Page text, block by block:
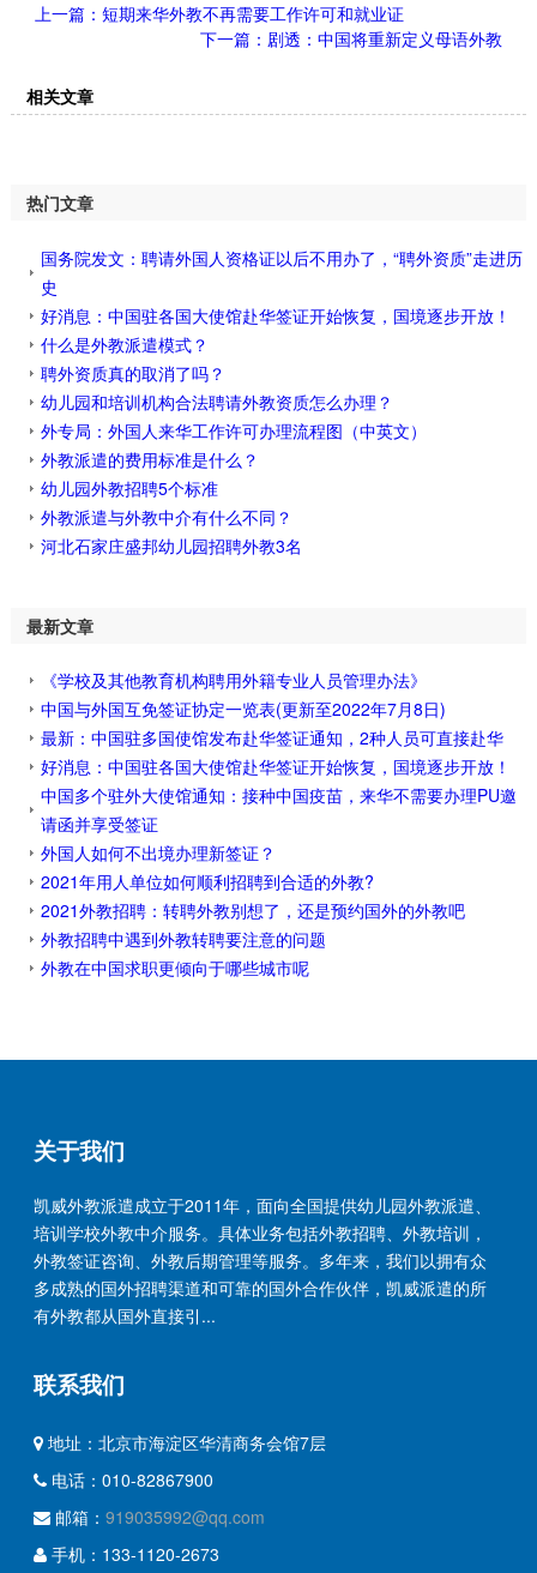
上一篇：短期来华外教不再需要工作许可和就业证
下一篇：剧透：中国将重新定义母语外教
相关文章
热门文章
国务院发文：聘请外国人资格证以后不用办了，“聘外资质”走进历
史
好消息：中国驻各国大使馆赴华签证开始恢复，国境逐步开放！
什么是外教派遣模式？
聘外资质真的取消了吗？
幼儿园和培训机构合法聘请外教资质怎么办理？
外专局：外国人来华工作许可办理流程图（中英文）
外教派遣的费用标准是什么？
幼儿园外教招聘5个标准
外教派遣与外教中介有什么不同？
河北石家庄盛邦幼儿园招聘外教3名
最新文章
《学校及其他教育机构聘用外籍专业人员管理办法》
中国与外国互免签证协定一览表(更新至2022年7月8日)
最新：中国驻多国使馆发布赴华签证通知，2种人员可直接赴华
好消息：中国驻各国大使馆赴华签证开始恢复，国境逐步开放！
中国多个驻外大使馆通知：接种中国疫苗，来华不需要办理PU邀
请函并享受签证
外国人如何不出境办理新签证？
2021年用人单位如何顺利招聘到合适的外教?
2021外教招聘：转聘外教别想了，还是预约国外的外教吧
外教招聘中遇到外教转聘要注意的问题
外教在中国求职更倾向于哪些城市呢
关于我们
凯威外教派遣成立于2011年，面向全国提供幼儿园外教派遣、
培训学校外教中介服务。具体业务包括外教招聘、外教培训，
外教签证咨询、外教后期管理等服务。多年来，我们以拥有众
多成熟的国外招聘渠道和可靠的国外合作伙伴，凯威派遣的所
有外教都从国外直接引...
联系我们
地址：北京市海淀区华清商务会馆7层
电话：010-82867900
邮箱：919035992@qq.com
手机：133-1120-2673